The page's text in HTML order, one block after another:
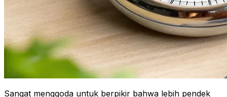
Sangat menggoda untuk berpikir bahwa lebih pendek